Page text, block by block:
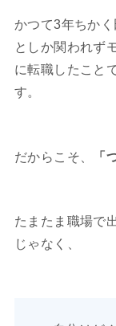
かつて3年ちか
としか関われず
に転職したこと
す。
だからこそ、 「
たまたま職場で
じゃなく、